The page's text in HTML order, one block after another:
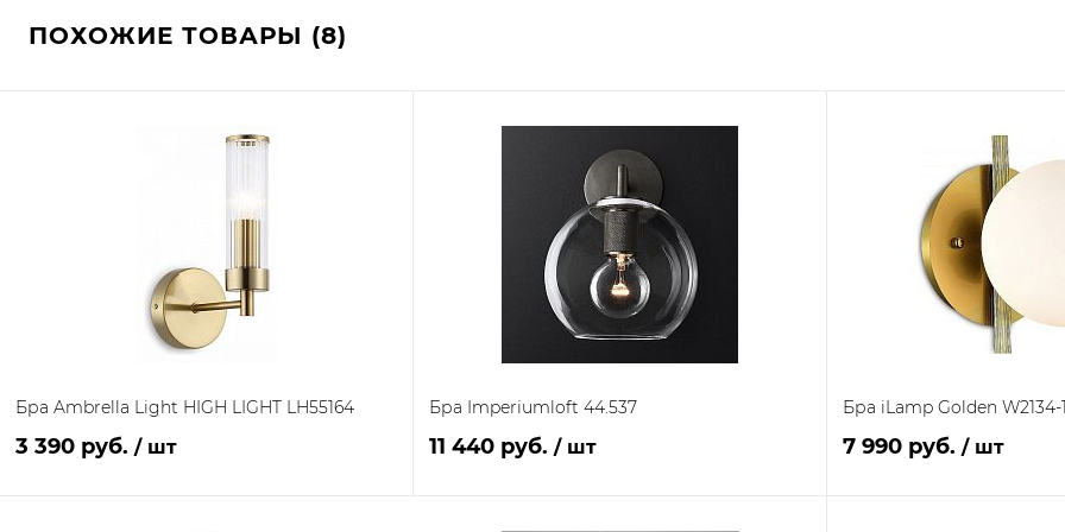
ПОХОЖИЕ ТОВАРЫ (8)
Бра Ambrella Light HIGH LIGHT LH55164
3 390 руб. / шт
Бра Imperiumloft 44.537
11 440 руб. / шт
Бра iLamp Golden W2134-
7 990 руб. / шт